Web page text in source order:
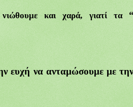
υμε και χαρά, γιατί τα
ευχή να ανταμώσουμε με